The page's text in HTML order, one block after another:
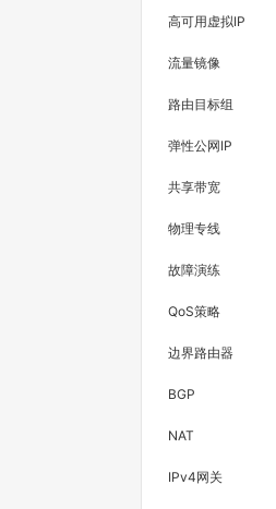
高可用虚拟IP
流量镜像
路由目标组
弹性公网IP
共享带宽
物理专线
故障演练
QoS策略
边界路由器
BGP
NAT
IPv4网关